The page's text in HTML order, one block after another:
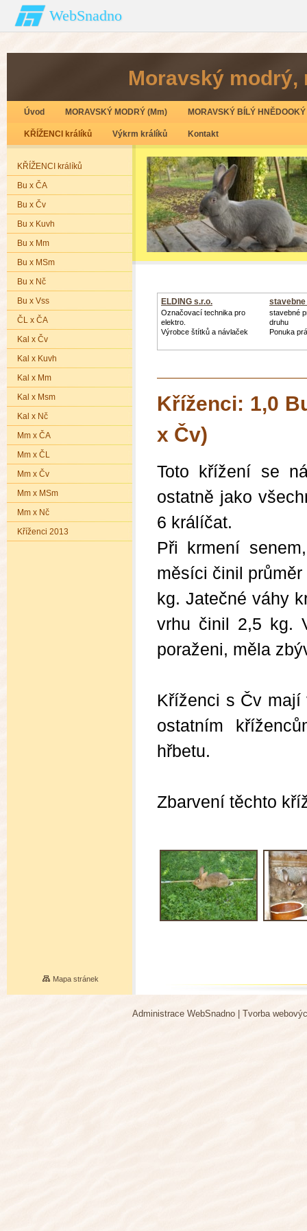
WebSnadno
Moravský
Úvod MORAVSKÝ MODRÝ (Mm) MORAVSKÝ BÍLÝ
KŘÍŽENCI králíků Výkrm králíků Kontakt
KŘÍŽENCI králíků
Bu x ČA
Bu x Čv
Bu x Kuvh
Bu x Mm
Bu x MSm
Bu x Nč
Bu x Vss
ČL x ČA
Kal x Čv
Kal x Kuvh
Kal x Mm
Kal x Msm
Kal x Nč
Mm x ČA
Mm x ČL
Mm x Čv
Mm x MSm
Mm x Nč
Kříženci 2013
ELDING s.r.o.
Označovací technika pro
elektro.
Výrobce štítků a návlaček
stavebné
druhu
Ponuka
Kříženci: 1,0
x Čv)
Toto křížení se
ostatně jako
6 králíčat.
Při krmení
měsíci činil
kg. Jatečné váhy
vrhu činil 2,5 kg.
poraženi, měla
Kříženci s Čv mají
ostatním
hřbetu.
Zbarvení těchto
Mapa stránek
Administrace WebSnadno Tvorba